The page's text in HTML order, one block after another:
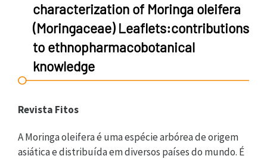
characterization of Moringa oleifera
(Moringaceae) Leaflets:contributions
to ethnopharmacobotanical
knowledge
Revista Fitos
A Moringa oleifera é uma espécie arbórea de origem
asiática e distribuída em diversos países do mundo. É